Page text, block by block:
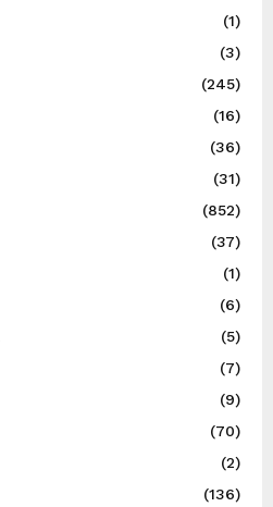
(1)
(3)
(245)
(16)
(36)
(31)
(852)
(37)
(1)
(6)
(5)
(7)
(9)
(70)
(2)
(136)